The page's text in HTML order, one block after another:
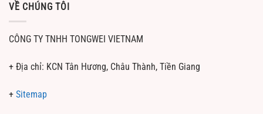
VỀ CHÚNG TÔI
CÔNG TY TNHH TONGWEI VIETNAM
+ Địa chỉ: KCN Tân Hương, Châu Thành, Tiền Giang
+ Sitemap